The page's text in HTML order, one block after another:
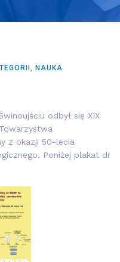
, NAUKA
odbył się XIX
z okazji 50-lecia
Poniżej plakat dr